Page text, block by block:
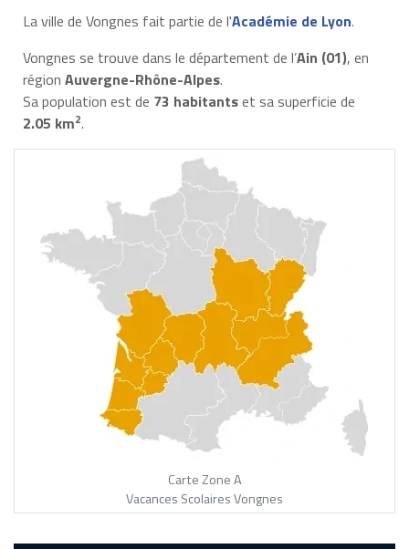
La ville de Vongnes fait partie de l'Académie de Lyon.
Vongnes se trouve dans le département de l’Ain (01), en
région Auvergne-Rhône-Alpes.
Sa population est de 73 habitantset sa superficie de
2.05 km2.
Carte Zone A
Vacances Scolaires Vongnes